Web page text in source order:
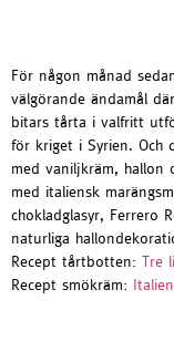
För någon månad
välgörande ändamål
bitars tårta i valfritt
för kriget i Syrien. Och
med vaniljkräm, hallon
med italiensk
chokladglasyr, Ferrero
naturliga
Recept tårtbotten: Tre
Recept smökräm: